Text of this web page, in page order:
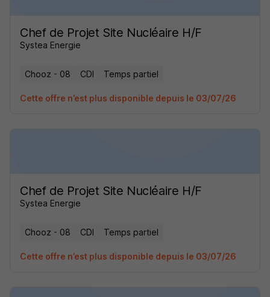
Chef de Projet Site Nucléaire H/F
Systea Energie
Chooz - 08 CDI Temps partiel
Cette offre n’est plus disponible depuis le 03/07/26
Chef de Projet Site Nucléaire H/F
Systea Energie
Chooz - 08 CDI Temps partiel
Cette offre n’est plus disponible depuis le 03/07/26